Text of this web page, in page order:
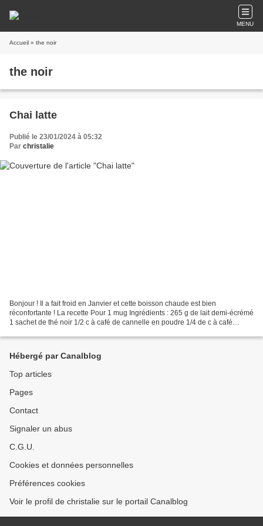
MENU
Accueil » the noir
the noir
Chai latte
Publié le 23/01/2024 à 05:32
Par christalie
Bonjour ! Il a fait froid en Janvier et cette boisson chaude est bien
réconfortante ! La recette Pour 1 mug Ingrédients : 265 g de lait demi-écrémé
1 sachet de thé noir 1/2 c à café de cannelle en poudre 1/4 de c à café
Hébergé par Canalblog
Top articles
Pages
Contact
Signaler un abus
C.G.U.
Cookies et données personnelles
Préférences cookies
Voir le profil de christalie sur le portail Canalblog